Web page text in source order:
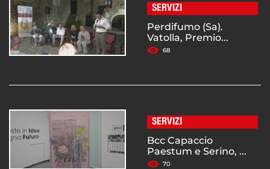
SERVIZI
Perdifumo (Sa).
Vatolla, Premio...
68
SERVIZI
Bcc Capaccio
Paestum e Serino, ...
70